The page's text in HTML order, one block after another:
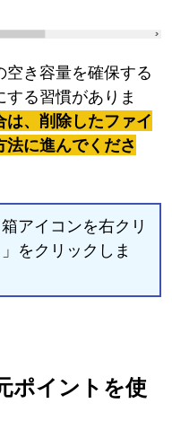
空き容量を確保する
る習慣がありま
、削除したファイ
に進んでくださ
アイコンを右クリ
をクリックしま
ポイントを使